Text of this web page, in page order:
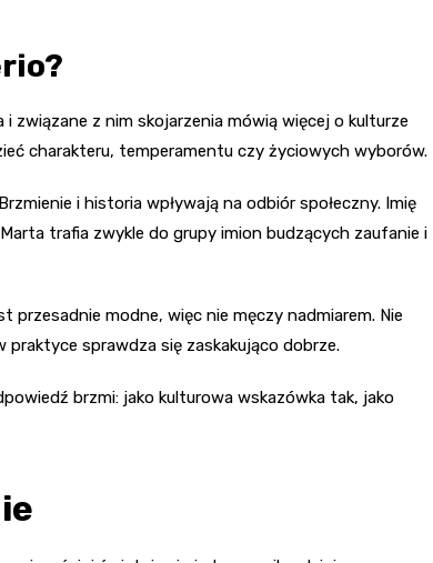
związane z nim skojarzenia mówią więcej o kulturze
charakteru, temperamentu czy życiowych wyborów.
i historia wpływają na odbiór społeczny. Imię
trafia zwykle do grupy imion budzących zaufanie i
przesadnie modne, więc nie męczy nadmiarem. Nie
sprawdza się zaskakująco dobrze.
brzmi: jako kulturowa wskazówka tak, jako